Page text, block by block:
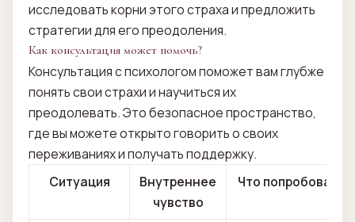
исследовать корни этого страха и предложить
стратегии для его преодоления.
Как консультация может помочь?
Консультация с психологом поможет вам глубже
понять свои страхи и научиться их
преодолевать. Это безопасное пространство,
где вы можете открыто говорить о своих
переживаниях и получать поддержку.
Ситуация
Внутреннее
чувство
Что попробовать